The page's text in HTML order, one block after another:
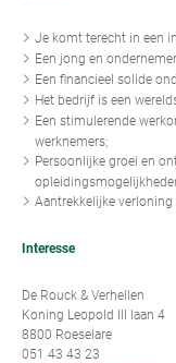
Je komt terecht in een
Een jong en
Een financieel solide
Het bedrijf is een
Een stimulerende
werknemers;
Persoonlijke groei en
Aantrekkelijke verloning
Interesse
De Rouck & Verhellen
Koning Leopold III laan 4
8800 Roeselare
051 43 43 23